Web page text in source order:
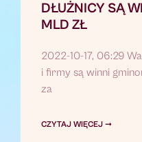
DŁUŻNICY SĄ
MLD ZŁ
2022-10-17, 06:29
i firmy są winni
za
CZYTAJ WIĘCEJ ➞